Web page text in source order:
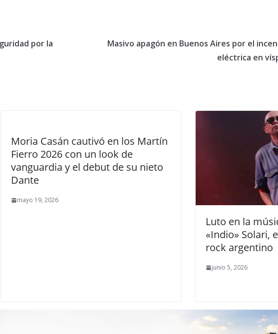
por la
Masivo apagón en Buenos Aires por el
eléctrica en
Moria Casán cautivó en los Martín
Fierro 2026 con un look de
vanguardia y el debut de su nieto
Dante
mayo 19, 2026
Luto en la
«Indio» Solari,
rock argentino
junio 5, 2026